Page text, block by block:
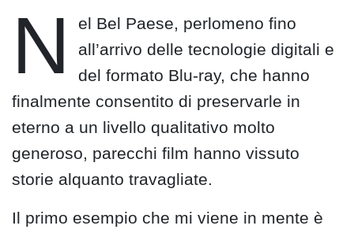
N
el Bel Paese, perlomeno fino
all’arrivo delle tecnologie digitali e
del formato Blu-ray, che hanno
finalmente consentito di preservarle in
eterno a un livello qualitativo molto
generoso, parecchi film hanno vissuto
storie alquanto travagliate.
Il primo esempio che mi viene in mente è